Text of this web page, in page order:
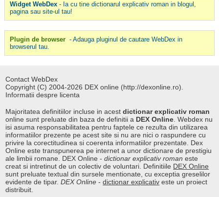
Widget WebDex- Ia cu tine dictionarul explicativ roman in blogul,
pagina sau site-ul tau!
Plugin de browser - Adauga pluginul de cautare WebDex in
browserul tau.
Contact WebDex
Copyright (C) 2004-2026 DEX online (http://dexonline.ro).
Informatii despre licenta
Majoritatea definitiilor incluse in acestdictionar explicativ roman
online sunt preluate din baza de definitii a DEX Online . Webdex nu
isi asuma responsabilitatea pentru faptele ce rezulta din utilizarea
informatiilor prezente pe acest site si nu are nici o raspundere cu
privire la corectitudinea si coerenta informatiilor prezentate. Dex
Online este transpunerea pe internet a unor dictionare de prestigiu
ale limbii romane. DEX Online -dictionar explicativ roman este
creat si intretinut de un colectiv de voluntari. Definitiile DEX Online
sunt preluate textual din sursele mentionate, cu exceptia greselilor
evidente de tipar.DEX Online -dictionar explicativ este un proiect
distribuit.